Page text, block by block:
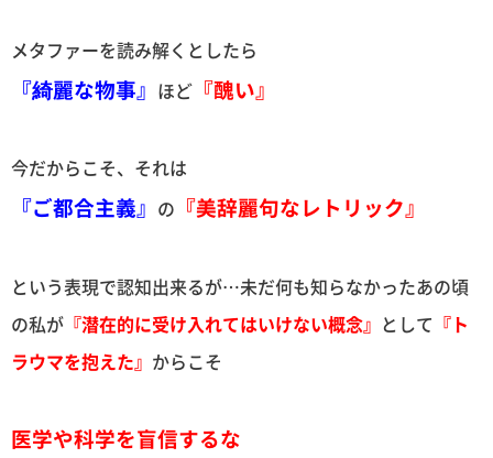
メタファーを読み解くとしたら
『綺麗な物事』 ほど 『醜い』
今だからこそ、それは
『ご都合主義』 の 『美辞麗句なレトリック』
という表現で認知出来るが…未だ何も知らなかったあの頃
の私が 『潜在的に受け入れてはいけない概念』 として 『ト
ラウマを抱えた』 からこそ
医学や科学を盲信するな